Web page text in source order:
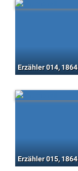
Erzähler 014, 1864
Erzähler 015, 1864